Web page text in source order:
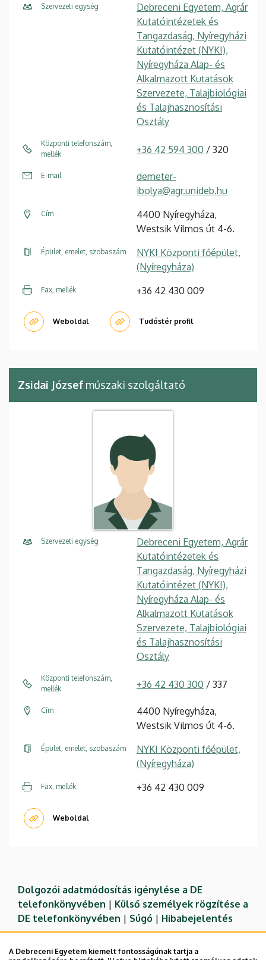
Szervezeti egység
Debreceni Egyetem, Agrár
Kutatóintézetek és
Tangazdaság, Nyíregyházi
Kutatóintézet (NYKI),
Nyíregyháza Alap- és
Alkalmazott Kutatások
Szervezete, Talajbiológiai
és Talajhasznosítási
Osztály
Központi telefonszám,
mellék
+36 42 594 300 / 320
E-mail
demeter-
ibolya@agr.unideb.hu
Cím
4400 Nyíregyháza,
Westsik Vilmos út 4-6.
Épület, emelet, szobaszám
NYKI Központi főépület,
(Nyíregyháza)
Fax, mellék +36 42 430 009
Weboldal Tudóstér profil
Zsidai József műszaki szolgáltató
Szervezeti egység
Debreceni Egyetem, Agrár
Kutatóintézetek és
Tangazdaság, Nyíregyházi
Kutatóintézet (NYKI),
Nyíregyháza Alap- és
Alkalmazott Kutatások
Szervezete, Talajbiológiai
és Talajhasznosítási
Osztály
Központi telefonszám,
mellék
+36 42 430 300 / 337
Cím
4400 Nyíregyháza,
Westsik Vilmos út 4-6.
Épület, emelet, szobaszám
NYKI Központi főépület,
(Nyíregyháza)
Fax, mellék +36 42 430 009
Weboldal
Dolgozói adatmódosítás igénylése a DE
telefonkönyvében | Külső személyek rögzítése a
DE telefonkönyvében | Súgó | Hibabejelentés
A Debreceni Egyetem kiemelt fontosságúnak tartja a